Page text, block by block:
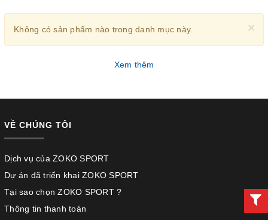
×
Không có sản phẩm nào trong danh mục này.
Xem thêm
VỀ CHÚNG TÔI
Dịch vụ của ZOKO SPORT
Dự án đã triển khai ZOKO SPORT
Tại sao chọn ZOKO SPORT ?
Thông tin thanh toán